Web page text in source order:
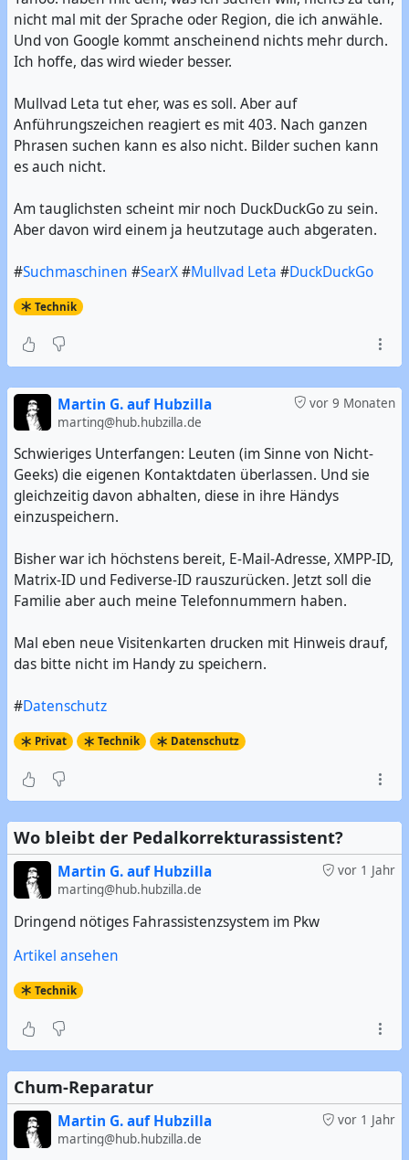
nicht mal mit der Sprache oder Region, die ich anwähle.
Und von Google kommt anscheinend nichts mehr durch.
Ich hoffe, das wird wieder besser.
Mullvad Leta tut eher, was es soll. Aber auf
Anführungszeichen reagiert es mit 403. Nach ganzen
Phrasen suchen kann es also nicht. Bilder suchen kann
es auch nicht.
Am tauglichsten scheint mir noch DuckDuckGo zu sein.
Aber davon wird einem ja heutzutage auch abgeraten.
#Suchmaschinen #SearX#Mullvad Leta #DuckDuckGo
Technik
vor 9 Monaten
Martin G. auf Hubzilla
marting@hub.hubzilla.de
Schwieriges Unterfangen: Leuten (im Sinne von Nicht-
Geeks) die eigenen Kontaktdaten überlassen. Und sie
gleichzeitig davon abhalten, diese in ihre Händys
einzuspeichern.
Bisher war ich höchstens bereit, E-Mail-Adresse, XMPP-ID,
Matrix-ID und Fediverse-ID rauszurücken. Jetzt soll die
Familie aber auch meine Telefonnummern haben.
Mal eben neue Visitenkarten drucken mit Hinweis drauf,
das bitte nicht im Handy zu speichern.
#Datenschutz
Privat Technik Datenschutz
Wo bleibt der Pedalkorrekturassistent?
vor 1 Jahr
Martin G. auf Hubzilla
marting@hub.hubzilla.de
Dringend nötiges Fahrassistenzsystem im Pkw
Artikel ansehen
Technik
Chum-Reparatur
vor 1 Jahr
Martin G. auf Hubzilla
marting@hub.hubzilla.de